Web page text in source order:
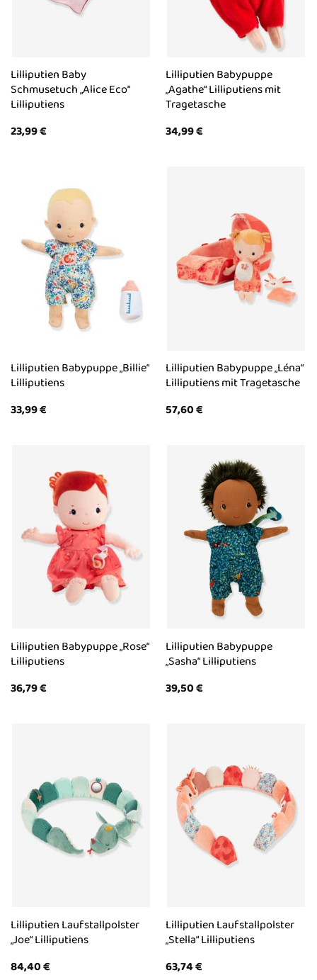
Lilliputien Baby
Schmusetuch „Alice Eco“
Lilliputiens
23,99€
Lilliputien Babypuppe
„Agathe“ Lilliputiens mit
Tragetasche
34,99€
Lilliputien Babypuppe „Billie“
Lilliputiens
33,99€
Lilliputien Babypuppe „Léna“
Lilliputiens mit Tragetasche
57,60€
Lilliputien Babypuppe „Rose“
Lilliputiens
36,79€
Lilliputien Babypuppe
„Sasha“ Lilliputiens
39,50€
Lilliputien Laufstallpolster
„Joe“ Lilliputiens
84,40€
Lilliputien Laufstallpolster
„Stella“ Lilliputiens
63,74€